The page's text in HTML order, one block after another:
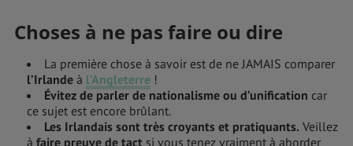
Choses à ne pas faire ou dire
La première chose à savoir est de ne JAMAIS comparer
l’Irlande à l’Angleterre !
Évitez de parler de nationalisme ou d’unification car
ce sujet est encore brûlant.
Les Irlandais sont très croyants et pratiquants. Veillez
à faire preuve de tact si vous tenez vraiment à aborder